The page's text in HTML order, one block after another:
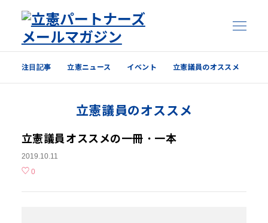
イベント
立憲議員のオススメ
注目記事 立憲ニュース イベント 立憲議員のオススメ
立憲議員のオススメ
立憲議員オススメの一冊・一本
2019.10.11
0